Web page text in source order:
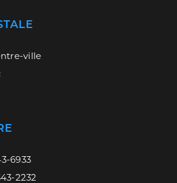
ville
6933
2232